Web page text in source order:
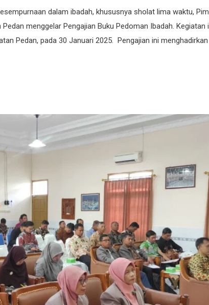
dalam ibadah, khususnya sholat lima waktu,
menggelar Pengajian Buku Pedoman Ibadah. Kegiatan
Pedan, pada 30 Januari 2025. Pengajian ini